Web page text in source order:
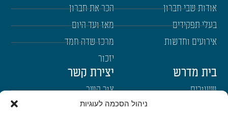
ניהול הסכמה לעוגיות
אודות שבי חברון
בעלי תפקידים
אירועים וחדשות
הכר את חברון
מאז ועד היום
מרכז שדה חמד
יזכור
בית מדרש
שיעורים
יצירת קשר
צור קשר
הרשמה לשבו"ש